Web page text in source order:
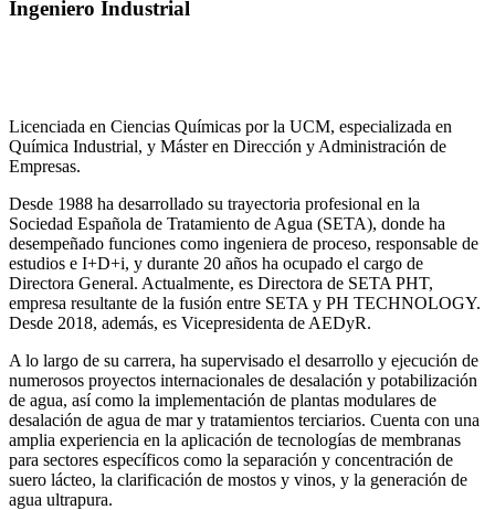
Ingeniero Industrial
Licenciada en Ciencias Químicas por la UCM, especializada en
Química Industrial, y Máster en Dirección y Administración de
Empresas.
Desde 1988 ha desarrollado su trayectoria profesional en la
Sociedad Española de Tratamiento de Agua (SETA), donde ha
desempeñado funciones como ingeniera de proceso, responsable de
estudios e I+D+i, y durante 20 años ha ocupado el cargo de
Directora General. Actualmente, es Directora de SETA PHT,
empresa resultante de la fusión entre SETA y PH TECHNOLOGY.
Desde 2018, además, es Vicepresidenta de AEDyR.
A lo largo de su carrera, ha supervisado el desarrollo y ejecución de
numerosos proyectos internacionales de desalación y potabilización
de agua, así como la implementación de plantas modulares de
desalación de agua de mar y tratamientos terciarios. Cuenta con una
amplia experiencia en la aplicación de tecnologías de membranas
para sectores específicos como la separación y concentración de
suero lácteo, la clarificación de mostos y vinos, y la generación de
agua ultrapura.